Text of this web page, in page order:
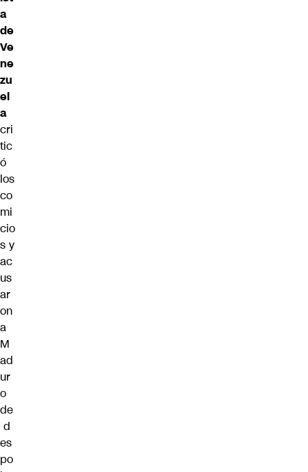
a
de
Ve
ne
zu
el
a
cri
tic
ó
los
co
mi
cio
s y
ac
us
ar
on
a
M
ad
ur
o
de
d
es
po